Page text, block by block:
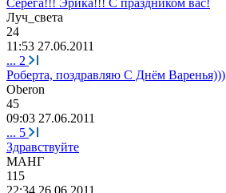
Луч света
24
11:53 27.06.2011
... 2
Роберта, поздравляю С Днём Варенья)))
Oberon
45
09:03 27.06.2011
... 5
Здравствуйте
МАНГ
115
22:34 26.06.2011